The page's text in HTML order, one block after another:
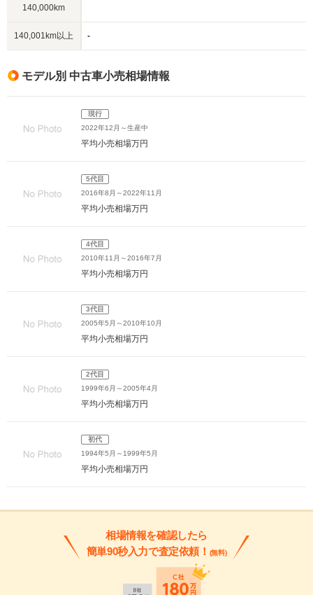
140,000km
140,001km以上 -
モデル別 中古車小売相場情報
現行
2022年12月～生産中
平均小売相場万円
5代目
2016年8月～2022年11月
平均小売相場万円
4代目
2010年11月～2016年7月
平均小売相場万円
3代目
2005年5月～2010年10月
平均小売相場万円
2代目
1999年6月～2005年4月
平均小売相場万円
初代
1994年5月～1999年5月
平均小売相場万円
相場情報を確認したら
簡単90秒入力で査定依頼！ (無料)